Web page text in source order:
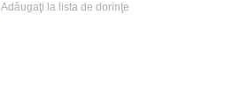
Adăugaţi la lista de dorinţe